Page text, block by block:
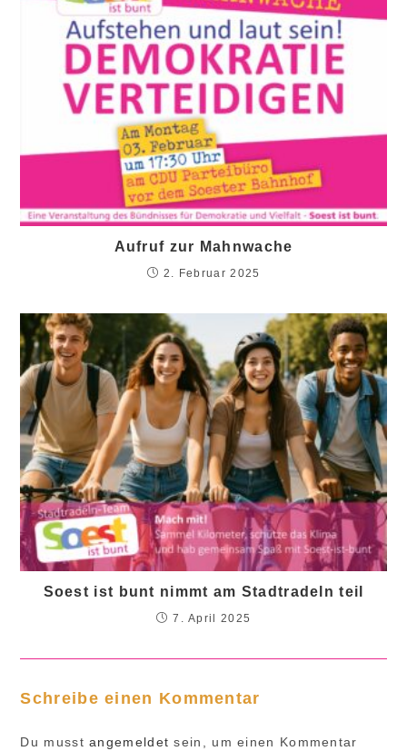
Aufruf zur Mahnwache
2. Februar 2025
Soest ist bunt nimmt am Stadtradeln teil
7. April 2025
Schreibe einen Kommentar
Du musstangemeldet sein, um einen Kommentar